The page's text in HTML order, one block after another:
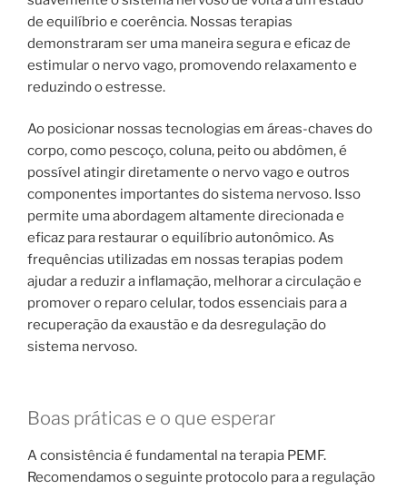
de equilíbrio e coerência. Nossas terapias
demonstraram ser uma maneira segura e eficaz de
estimular o nervo vago, promovendo relaxamento e
reduzindo o estresse.
Ao posicionar nossas tecnologias em áreas-chaves do
corpo, como pescoço, coluna, peito ou abdômen, é
possível atingir diretamente o nervo vago e outros
componentes importantes do sistema nervoso. Isso
permite uma abordagem altamente direcionada e
eficaz para restaurar o equilíbrio autonômico. As
frequências utilizadas em nossas terapias podem
ajudar a reduzir a inflamação, melhorar a circulação e
promover o reparo celular, todos essenciais para a
recuperação da exaustão e da desregulação do
sistema nervoso.
Boas práticas e o que esperar
A consistência é fundamental na terapia PEMF.
Recomendamos o seguinte protocolo para a regulação